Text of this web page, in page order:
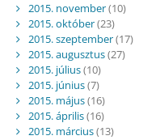
2015. november(10)
2015. október(23)
2015. szeptember(17)
2015. augusztus(27)
2015. július(10)
2015. június(7)
2015. május(16)
2015. április(16)
2015. március(13)